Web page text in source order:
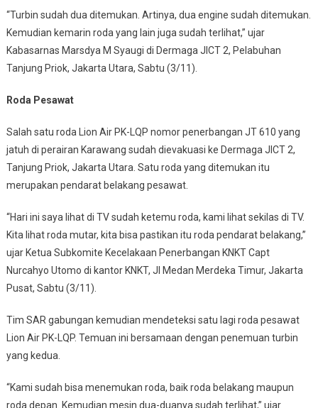
“Turbin sudah dua ditemukan. Artinya, dua engine sudah ditemukan.
Kemudian kemarin roda yang lain juga sudah terlihat,” ujar
Kabasarnas Marsdya M Syaugi di Dermaga JICT 2, Pelabuhan
Tanjung Priok, Jakarta Utara, Sabtu (3/11).
Roda Pesawat
Salah satu roda Lion Air PK-LQP nomor penerbangan JT 610 yang
jatuh di perairan Karawang sudah dievakuasi ke Dermaga JICT 2,
Tanjung Priok, Jakarta Utara. Satu roda yang ditemukan itu
merupakan pendarat belakang pesawat.
“Hari ini saya lihat di TV sudah ketemu roda, kami lihat sekilas di TV.
Kita lihat roda mutar, kita bisa pastikan itu roda pendarat belakang,”
ujar Ketua Subkomite Kecelakaan Penerbangan KNKT Capt
Nurcahyo Utomo di kantor KNKT, Jl Medan Merdeka Timur, Jakarta
Pusat, Sabtu (3/11).
Tim SAR gabungan kemudian mendeteksi satu lagi roda pesawat
Lion Air PK-LQP. Temuan ini bersamaan dengan penemuan turbin
yang kedua.
“Kami sudah bisa menemukan roda, baik roda belakang maupun
roda depan. Kemudian mesin dua-duanya sudah terlihat,” ujar